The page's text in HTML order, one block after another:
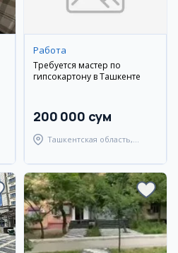
Работа
Требуется мастер по
гипсокартону в Ташкенте
200 000 сум
Ташкентская область,